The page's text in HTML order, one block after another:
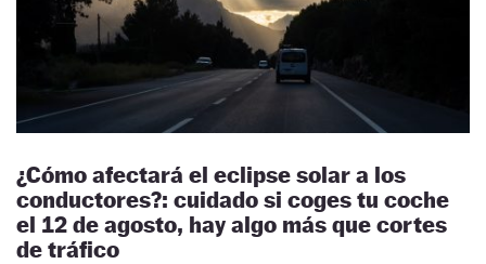
¿Cómo afectará el eclipse solar a los
conductores?: cuidado si coges tu coche
el 12 de agosto, hay algo más que cortes
de tráfico